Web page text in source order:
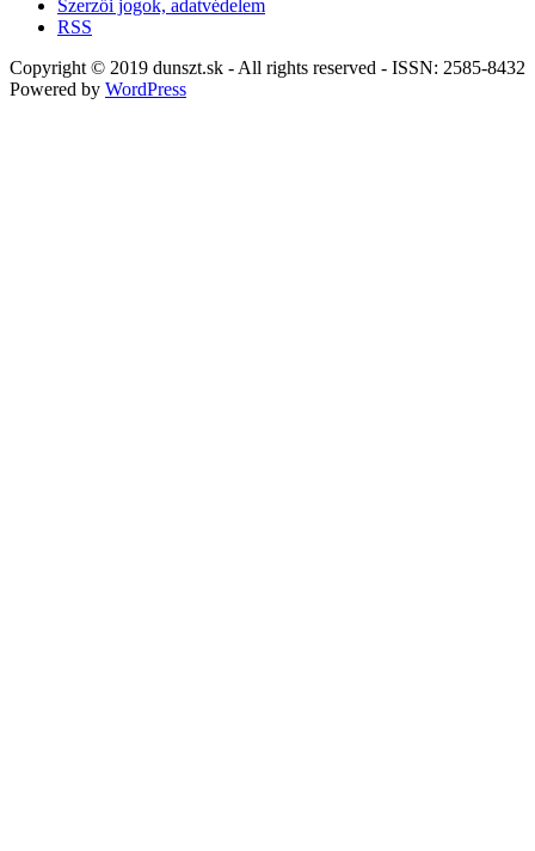
Szerzői jogok, adatvédelem
RSS
Copyright © 2019 dunszt.sk - All rights reserved - ISSN: 2585-8432
Powered by WordPress